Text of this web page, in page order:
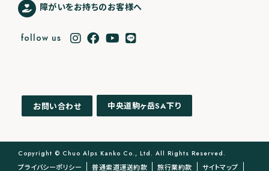
障がいをお持ちのお客様へ
follow us
お問い合わせ 中央道駒ヶ岳SA下り
Copyright © Chuo Alps Kanko Co., Ltd. All Rights Reserved.
プライバシーポリシー 普通索道運送約款 旅行業約款 サイトマップ